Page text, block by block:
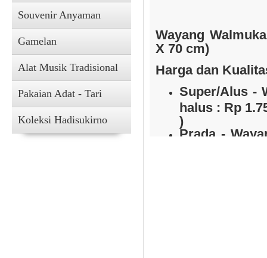
Souvenir Anyaman
Gamelan
Alat Musik Tradisional
Pakaian Adat - Tari
Koleksi Hadisukirno
Wayang
X 70 cm)
Harga dan
Super/Alus -
halus : Rp
)
Prada -